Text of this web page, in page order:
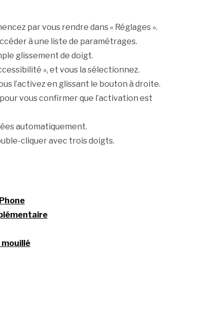
par vous rendre dans « Réglages ».
à une liste de paramétrages.
glissement de doigt.
», et vous la sélectionnez.
l’activez en glissant le bouton à droite.
vous confirmer que l’activation est
automatiquement.
cliquer avec trois doigts.